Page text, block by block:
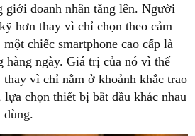
giới doanh nhân tăng lên. Người
hơn thay vì chỉ chọn theo cảm
chiếc smartphone cao cấp là
hàng ngày. Giá trị của nó vì thế
vì chỉ nằm ở khoảnh khắc trao
chọn thiết bị bắt đầu khác nhau